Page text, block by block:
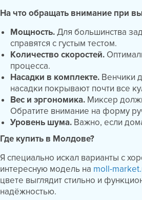
На что обращать внимание при
Мощность.Для большинства
справятся с густым тестом.
Количество скоростей.
процесса.
Насадки в комплекте. Венчики
насадки покрывают почти все
Вес и эргономика. Миксер
Обратите внимание на форму
Уровень шума. Важно, если
Где купить в Молдове?
Я специально искал варианты с
интересную модель на moll-
цвете выглядит стильно и
надёжностью.